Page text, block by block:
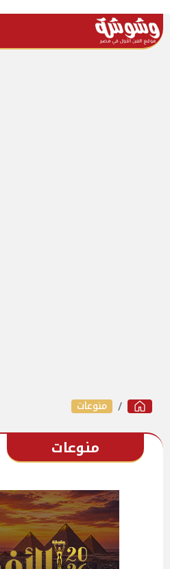
منوعات
منوعات